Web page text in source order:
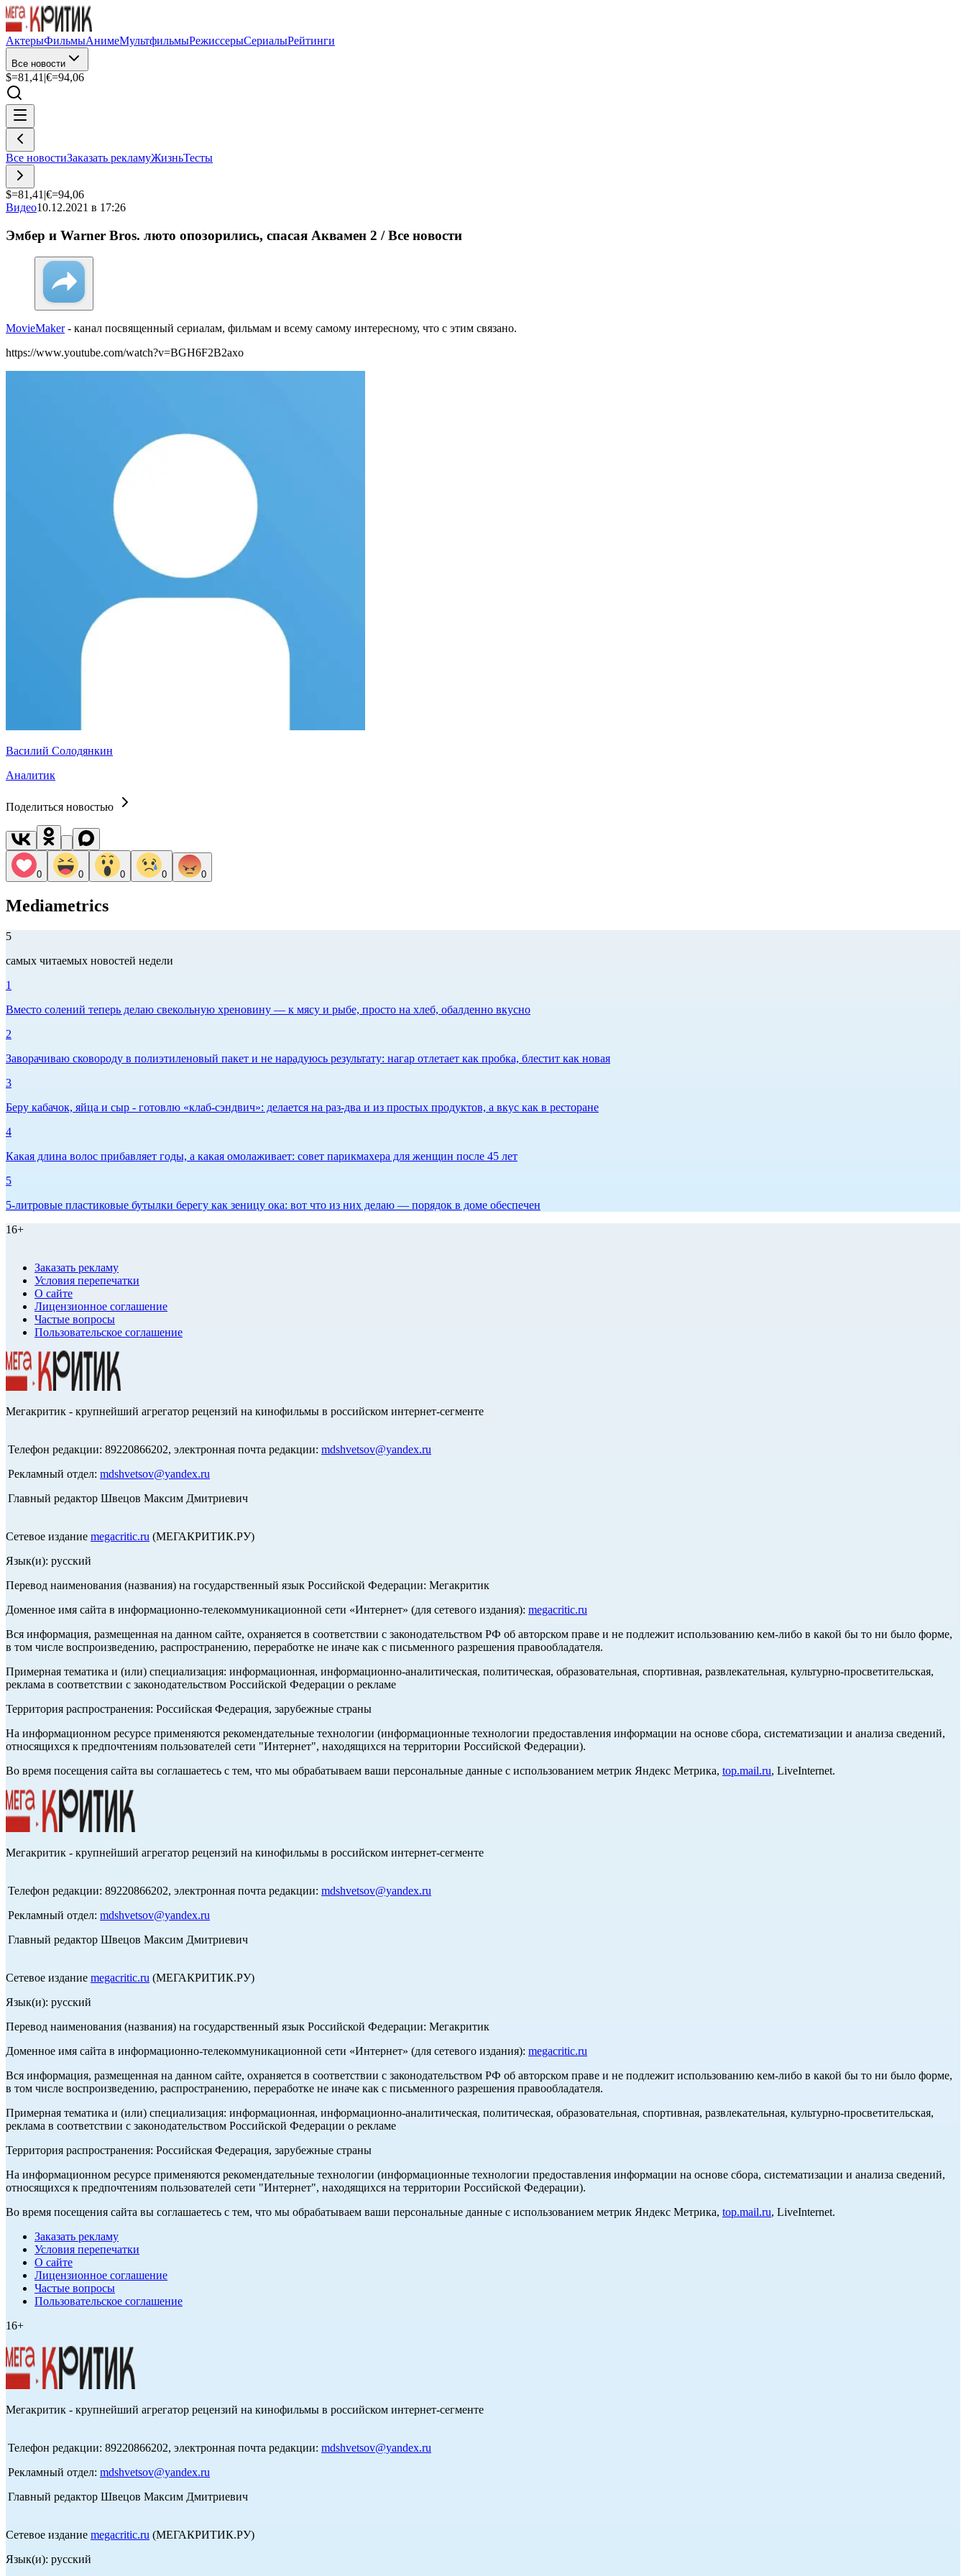
АктерыФильмыАнимеМультфильмыРежиссерыСериалыРейтинги
Все новости
$=81,41 |€=94,06
Все новостиЗаказать рекламуЖизньТесты
$=81,41 |€=94,06
Видео10.12.2021 в 17:26
Эмбер и Warner Bros. люто опозорились, спасая Аквамен 2 / Все новости
MovieMaker- канал посвященный сериалам, фильмам и всему самому интересному, что с этим связано.
https://www.youtube.com/watch?v=BGH6F2B2axo
Василий Солодянкин
Аналитик
Поделиться новостью
0 0 0 0 0
Mediametrics
5
самых читаемых новостей недели
1
Вместо солений теперь делаю свекольную хреновину — к мясу и рыбе, просто на хлеб, обалденно вкусно
2
Заворачиваю сковороду в полиэтиленовый пакет и не нарадуюсь результату: нагар отлетает как пробка, блестит как новая
3
Беру кабачок, яйца и сыр - готовлю «клаб-сэндвич»: делается на раз-два и из простых продуктов, а вкус как в ресторане
4
Какая длина волос прибавляет годы, а какая омолаживает: совет парикмахера для женщин после 45 лет
5
5-литровые пластиковые бутылки берегу как зеницу ока: вот что из них делаю — порядок в доме обеспечен
16+
Заказать рекламу
Условия перепечатки
О сайте
Лицензионное соглашение
Частые вопросы
Пользовательское соглашение
Мегакритик - крупнейший агрегатор рецензий на кинофильмы в российском интернет-сегменте
Телефон редакции: 89220866202, электронная почта редакции: mdshvetsov@yandex.ru
Рекламный отдел: mdshvetsov@yandex.ru
Главный редактор Швецов Максим Дмитриевич
Сетевое издание megacritic.ru (МЕГАКРИТИК.РУ)
Язык(и): русский
Перевод наименования (названия) на государственный язык Российской Федерации: Мегакритик
Доменное имя сайта в информационно-телекоммуникационной сети «Интернет» (для сетевого издания): megacritic.ru
Вся информация, размещенная на данном сайте, охраняется в соответствии с законодательством РФ об авторском праве и не подлежит использованию кем-либо в какой бы то ни было форме,
в том числе воспроизведению, распространению, переработке не иначе как с письменного разрешения правообладателя.
Примерная тематика и (или) специализация: информационная, информационно-аналитическая, политическая, образовательная, спортивная, развлекательная, культурно-просветительская,
реклама в соответствии с законодательством Российской Федерации о рекламе
Территория распространения: Российская Федерация, зарубежные страны
На информационном ресурсе применяются рекомендательные технологии (информационные технологии предоставления информации на основе сбора, систематизации и анализа сведений,
относящихся к предпочтениям пользователей сети "Интернет", находящихся на территории Российской Федерации).
Во время посещения сайта вы соглашаетесь с тем, что мы обрабатываем ваши персональные данные с использованием метрик Яндекс Метрика, top.mail.ru, LiveInternet.
Мегакритик - крупнейший агрегатор рецензий на кинофильмы в российском интернет-сегменте
Телефон редакции: 89220866202, электронная почта редакции: mdshvetsov@yandex.ru
Рекламный отдел: mdshvetsov@yandex.ru
Главный редактор Швецов Максим Дмитриевич
Сетевое издание megacritic.ru (МЕГАКРИТИК.РУ)
Язык(и): русский
Перевод наименования (названия) на государственный язык Российской Федерации: Мегакритик
Доменное имя сайта в информационно-телекоммуникационной сети «Интернет» (для сетевого издания): megacritic.ru
Вся информация, размещенная на данном сайте, охраняется в соответствии с законодательством РФ об авторском праве и не подлежит использованию кем-либо в какой бы то ни было форме,
в том числе воспроизведению, распространению, переработке не иначе как с письменного разрешения правообладателя.
Примерная тематика и (или) специализация: информационная, информационно-аналитическая, политическая, образовательная, спортивная, развлекательная, культурно-просветительская,
реклама в соответствии с законодательством Российской Федерации о рекламе
Территория распространения: Российская Федерация, зарубежные страны
На информационном ресурсе применяются рекомендательные технологии (информационные технологии предоставления информации на основе сбора, систематизации и анализа сведений,
относящихся к предпочтениям пользователей сети "Интернет", находящихся на территории Российской Федерации).
Во время посещения сайта вы соглашаетесь с тем, что мы обрабатываем ваши персональные данные с использованием метрик Яндекс Метрика, top.mail.ru, LiveInternet.
Заказать рекламу
Условия перепечатки
О сайте
Лицензионное соглашение
Частые вопросы
Пользовательское соглашение
16+
Мегакритик - крупнейший агрегатор рецензий на кинофильмы в российском интернет-сегменте
Телефон редакции: 89220866202, электронная почта редакции: mdshvetsov@yandex.ru
Рекламный отдел: mdshvetsov@yandex.ru
Главный редактор Швецов Максим Дмитриевич
Сетевое издание megacritic.ru (МЕГАКРИТИК.РУ)
Язык(и): русский